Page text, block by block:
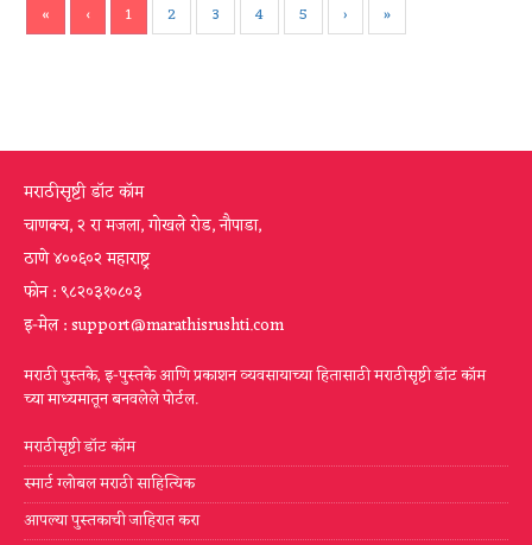
« ‹ 1 2 3 4 5 › »
मराठीसृष्टी डॉट कॉम
चाणक्य, २ रा मजला, गोखले रोड, नौपाडा,
ठाणे ४००६०२ महाराष्ट्र
फोन : ९८२०३१०८०३
इ-मेल : support@marathisrushti.com
मराठी पुस्तके, इ-पुस्तके आणि प्रकाशन व्यवसायाच्या हितासाठी मराठीसृष्टी डॉट कॉम
च्या माध्यमातून बनवलेले पोर्टल.
मराठीसृष्टी डॉट कॉम
स्मार्ट ग्लोबल मराठी साहित्यिक
आपल्या पुस्तकाची जाहिरात करा